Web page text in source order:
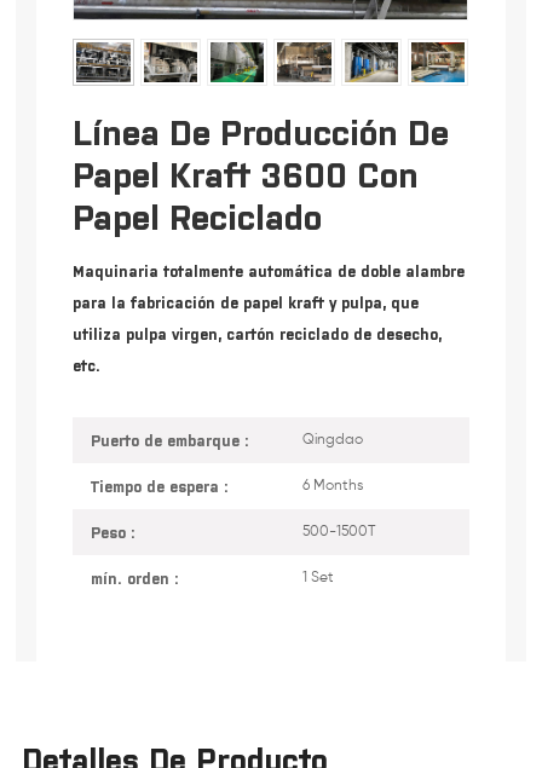
Línea De Producción De
Papel Kraft 3600 Con
Papel Reciclado
Maquinaria totalmente automática de doble alambre
para la fabricación de papel kraft y pulpa, que
utiliza pulpa virgen, cartón reciclado de desecho,
etc.
Puerto de embarque : Qingdao
Tiempo de espera : 6 Months
Peso : 500-1500T
mín. orden : 1 Set
Detalles De Producto